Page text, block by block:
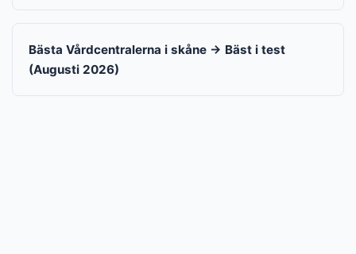
Bästa Vårdcentralerna i skåne → Bäst i test
(Augusti 2026)